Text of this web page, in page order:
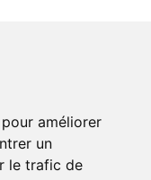
améliorer
un
le trafic de